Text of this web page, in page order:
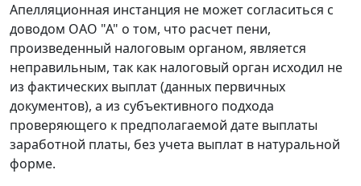
Апелляционная инстанция не может согласиться с
доводом ОАО "А" о том, что расчет пени,
произведенный налоговым органом, является
неправильным, так как налоговый орган исходил не
из фактических выплат (данных первичных
документов), а из субъективного подхода
проверяющего к предполагаемой дате выплаты
заработной платы, без учета выплат в натуральной
форме.